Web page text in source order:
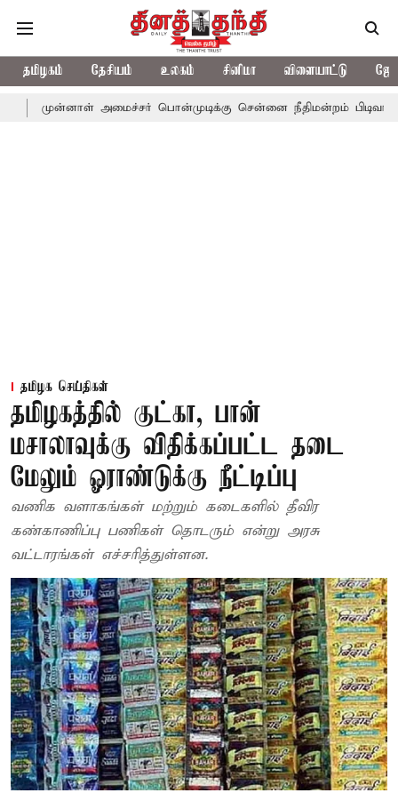
தமிழகம் தேசியம் உலகம் சினிமா விளையாட்டு
அமைச்சர் பொன்முடிக்கு சென்னை நீதிமன்றம் பிடிவாராண்ட்
தமிழக செய்திகள்
தமிழகத்தில் குட்கா, பான்
மசாலாவுக்கு விதிக்கப்பட்ட தடை
மேலும் ஓராண்டுக்கு நீட்டிப்பு
வணிக வளாகங்கள் மற்றும் கடைகளில் தீவிர
கண்காணிப்பு பணிகள் தொடரும் என்று அரசு
வட்டாரங்கள் எச்சரித்துள்ளன.